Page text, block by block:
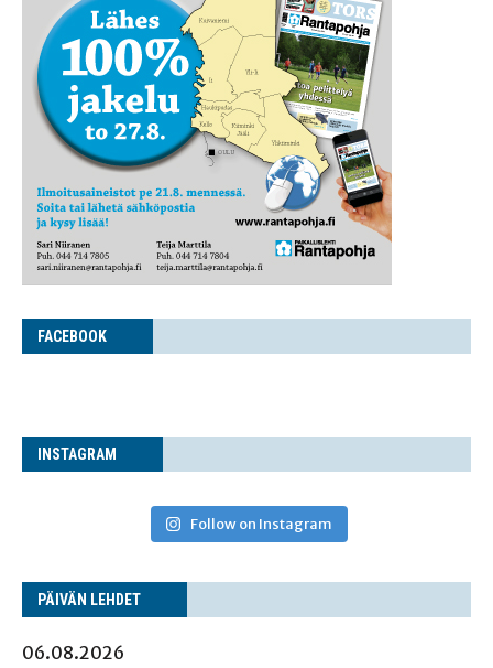
FACE­BOOK
INS­TA­GRAM
Follow on Instagram
PÄI­VÄN LEHDET
06.08.2026